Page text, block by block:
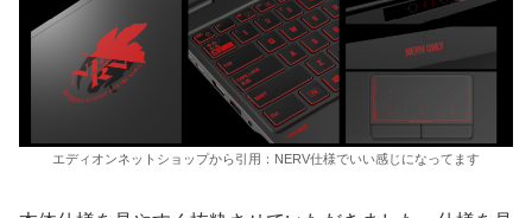
エディオンネットショップから引用：NERV仕様でいい感じになってます